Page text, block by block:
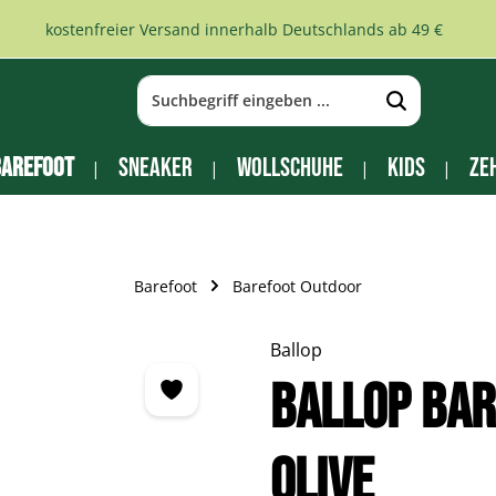
kostenfreier Versand innerhalb Deutschlands ab 49 €
Sneaker Wollschuhe Kids
Barefoot Barefoot Outdoor
Ballop
BALLOP